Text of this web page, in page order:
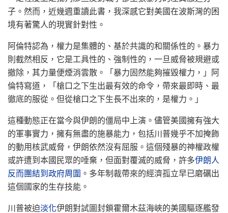
子。然而，近幾週重讀此書，我深感它對美國在波斯灣的困
境有著驚人的現實針對性。
阿倫特認為，權力是集體的、基於共識的和關係性的。暴力
則截然相反，它是工具性的、強制性的，一旦威脅被規避或
撤除，其力量便煙消雲散。「暴力固然能夠摧毀權力，」阿
倫特寫道，「槍口之下生出最有效的命令，帶來最即時、最
徹底的服從。但從槍口之下生長不出來的，是權力。」
這種動態正在當今與伊朗的僵局中上演。儘管美國擁有強大
的軍事實力，擁有無盡的施暴能力，包括川普幾乎不加掩飾
的動用核武威脅，伊朗依然沒有屈服。這個殘暴的神權政權
或許遭到本國民眾的唾棄，但面對覆滅的威脅，許多伊朗人
反而團結到政府周圍 。多年制裁帶來的經濟孤立早已磨礪出
這個國家的生存技能。
川普被迫淡化伊朗對試圖封鎖霍爾木茲海峽的美國驅逐艦發